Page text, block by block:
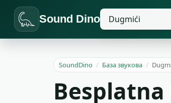
Sound Dino
SoundDino / База звукова /